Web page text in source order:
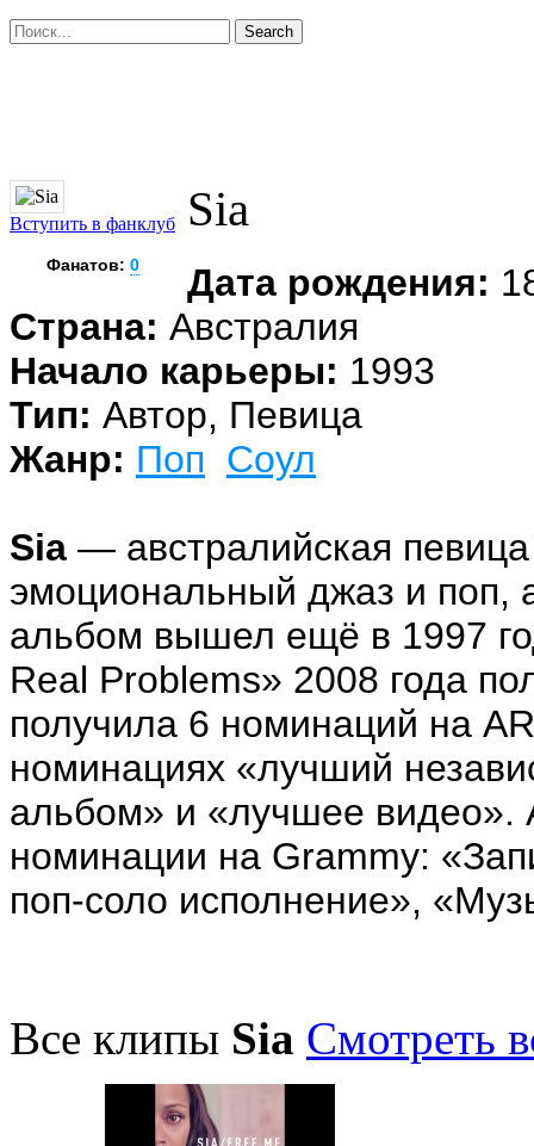
Вступить в фанклуб
Фанатов: 0
Sia
Дата рождения:
Страна: Австралия
Начало карьеры: 1993
Тип: Автор, Певица
Жанр: Поп Соул
Sia — австралийская
эмоциональный джаз и поп,
альбом вышел ещё в 1997
Real Problems» 2008 года
получила 6 номинаций на
номинациях «лучший
альбом» и «лучшее видео».
номинации на Grammy:
поп-соло исполнение»,
Все клипы Sia Смотреть